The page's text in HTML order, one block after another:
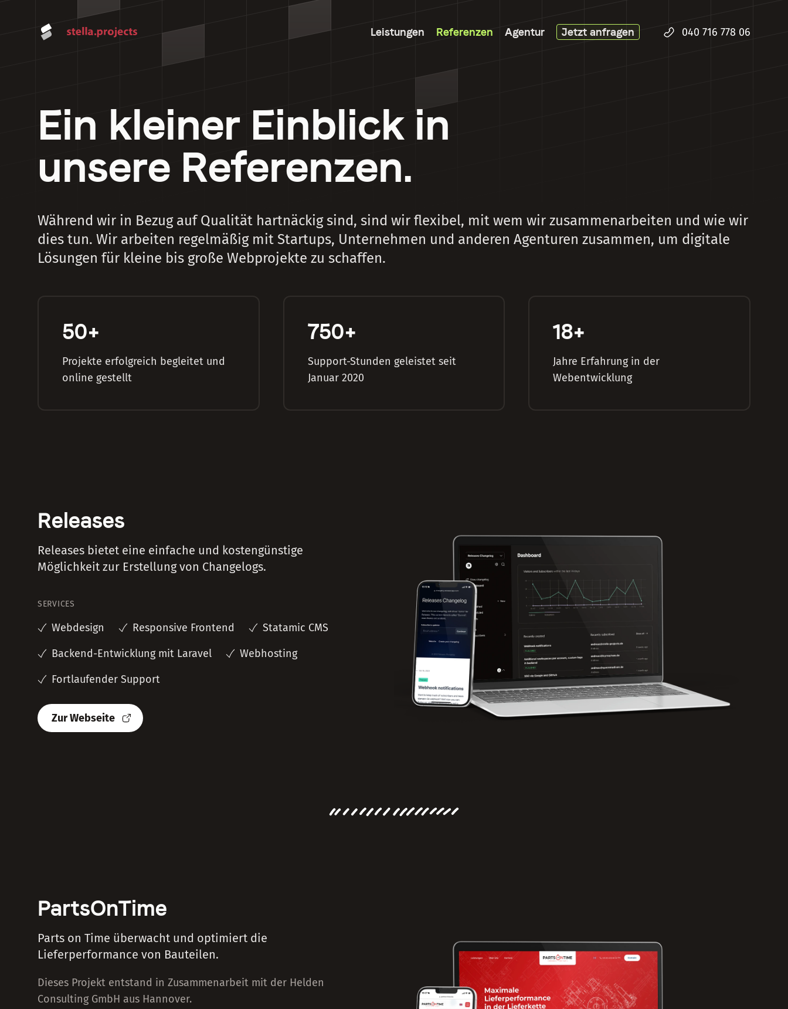
Leistungen Referenzen Agentur Jetzt anfragen 040 716 778 06
Ein kleiner Einblick in
unsere Referenzen.
Während wir in Bezug auf Qualität hartnäckig sind, sind wir flexibel, mit wem wir zusammenarbeiten und wie wir
dies tun. Wir arbeiten regelmäßig mit Startups, Unternehmen und anderen Agenturen zusammen, um digitale
Lösungen für kleine bis große Webprojekte zu schaffen.
50+
Projekte erfolgreich begleitet und
online gestellt
750+
Support-Stunden geleistet seit
Januar 2020
18+
Jahre Erfahrung in der
Webentwicklung
Releases
Releases bietet eine einfache und kostengünstige
Möglichkeit zur Erstellung von Changelogs.
SERVICES
Webdesign Responsive Frontend
Statamic CMS
Backend-Entwicklung mit Laravel
Webhosting
Fortlaufender Support
Zur Webseite
PartsOnTime
Parts on Time überwacht und optimiert die
Lieferperformance von Bauteilen.
Dieses Projekt entstand in Zusammenarbeit mit der Helden
Consulting GmbH aus Hannover.